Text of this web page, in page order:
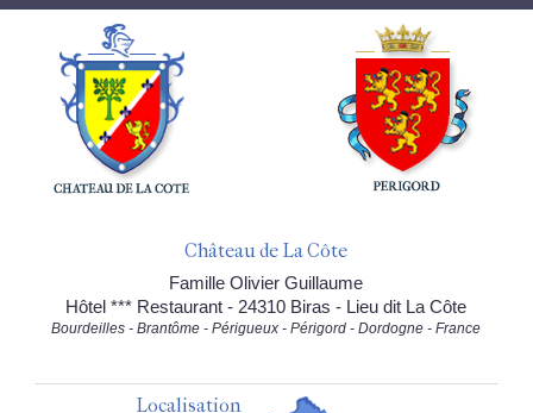
Château de La Côte
Famille Olivier Guillaume
Hôtel *** Restaurant - 24310 Biras - Lieu dit La Côte
Bourdeilles - Brantôme - Périgueux - Périgord - Dordogne - France
Localisation